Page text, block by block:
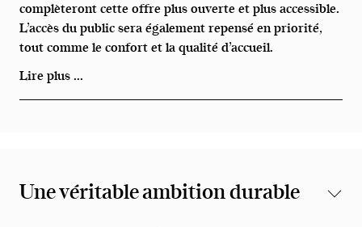
complèteront cette offre plus ouverte et plus accessible.
L’accès du public sera également repensé en priorité,
tout comme le confort et la qualité d’accueil.
Lire plus ...
Une véritable ambition durable